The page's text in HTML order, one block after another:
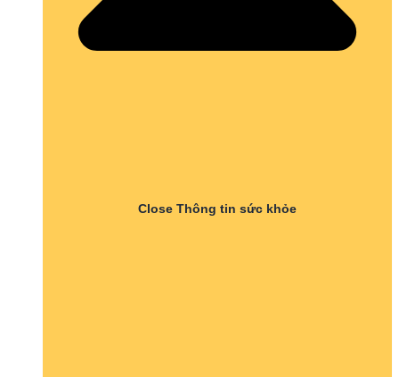
Close Thông tin sức khỏe